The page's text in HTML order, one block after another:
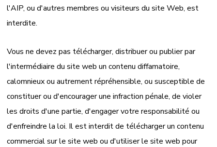
l'AIP, ou d'autres membres ou visiteurs du site Web, est
interdite.
Vous ne devez pas télécharger, distribuer ou publier par
l'intermédiaire du site web un contenu diffamatoire,
calomnieux ou autrement répréhensible, ou susceptible de
constituer ou d'encourager une infraction pénale, de violer
les droits d'une partie, d'engager votre responsabilité ou
d'enfreindre la loi. Il est interdit de télécharger un contenu
commercial sur le site web ou d'utiliser le site web pour